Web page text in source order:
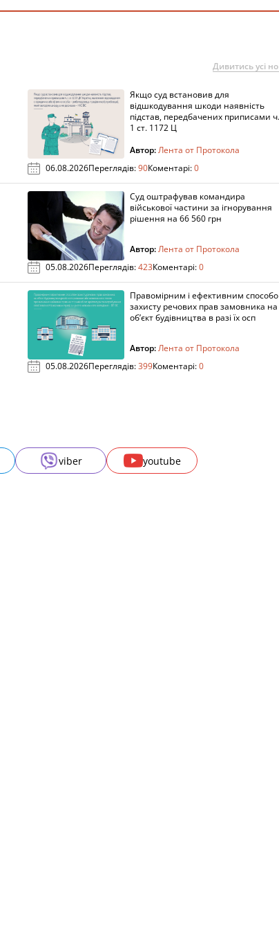
Дивитись усі
Якщо суд встановив для
відшкодування шкоди наявність
підстав, передбачених приписами ч.
1 ст. 1172 Ц
Автор:Лента от Протокола
06.08.2026Переглядів:90Коментарі:0
Суд оштрафував командира
військової частини за ігнорування
рішення на 66 560 грн
Автор:Лента от Протокола
05.08.2026Переглядів:423Коментарі:0
Правомірним і ефективним
захисту речових прав замовника на
об’єкт будівництва в разі їх осп
Автор:Лента от Протокола
05.08.2026Переглядів:399Коментарі:0
viber youtube